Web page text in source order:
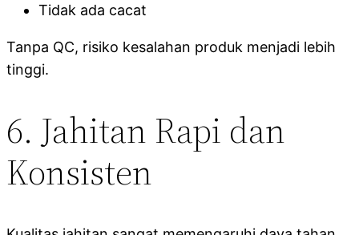
Tidak ada cacat
Tanpa QC, risiko kesalahan produk menjadi lebih
tinggi.
6. Jahitan Rapi dan
Konsisten